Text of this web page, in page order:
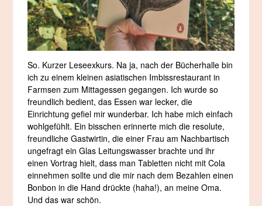
So. Kurzer Leseexkurs. Na ja, nach der Bücherhalle bin
ich zu einem kleinen asiatischen Imbissrestaurant in
Farmsen zum Mittagessen gegangen. Ich wurde so
freundlich bedient, das Essen war lecker, die
Einrichtung gefiel mir wunderbar. Ich habe mich einfach
wohlgefühlt. Ein bisschen erinnerte mich die resolute,
freundliche Gastwirtin, die einer Frau am Nachbartisch
ungefragt ein Glas Leitungswasser brachte und ihr
einen Vortrag hielt, dass man Tabletten nicht mit Cola
einnehmen sollte und die mir nach dem Bezahlen einen
Bonbon in die Hand drückte (haha!), an meine Oma.
Und das war schön.